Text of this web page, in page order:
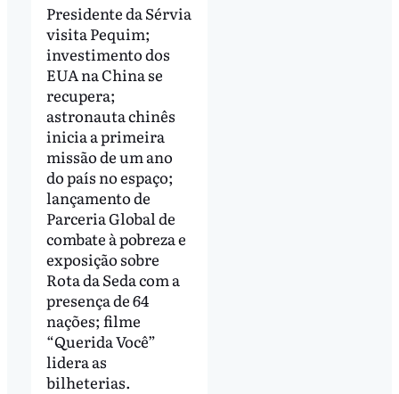
Presidente da Sérvia
visita Pequim;
investimento dos
EUA na China se
recupera;
astronauta chinês
inicia a primeira
missão de um ano
do país no espaço;
lançamento de
Parceria Global de
combate à pobreza e
exposição sobre
Rota da Seda com a
presença de 64
nações; filme
“Querida Você”
lidera as
bilheterias.